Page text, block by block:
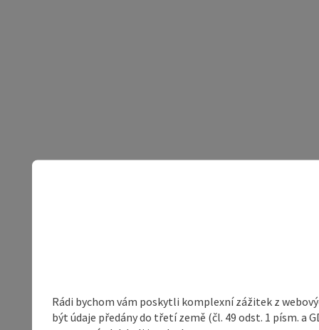
Rádi bychom vám poskytli komplexní zážitek z
být údaje předány do třetí země (čl. 49 odst. 1 písm.